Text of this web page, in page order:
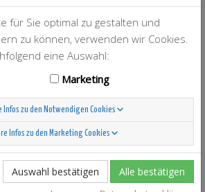
für Sie optimal zu gestalten und
zu können, verwenden wir Cookies.
eine Auswahl:
Marketing
Infos zu den Notwendigen Cookies
Infos zu den Marketing Cookies
Auswahl bestätigen Alle bestätigen